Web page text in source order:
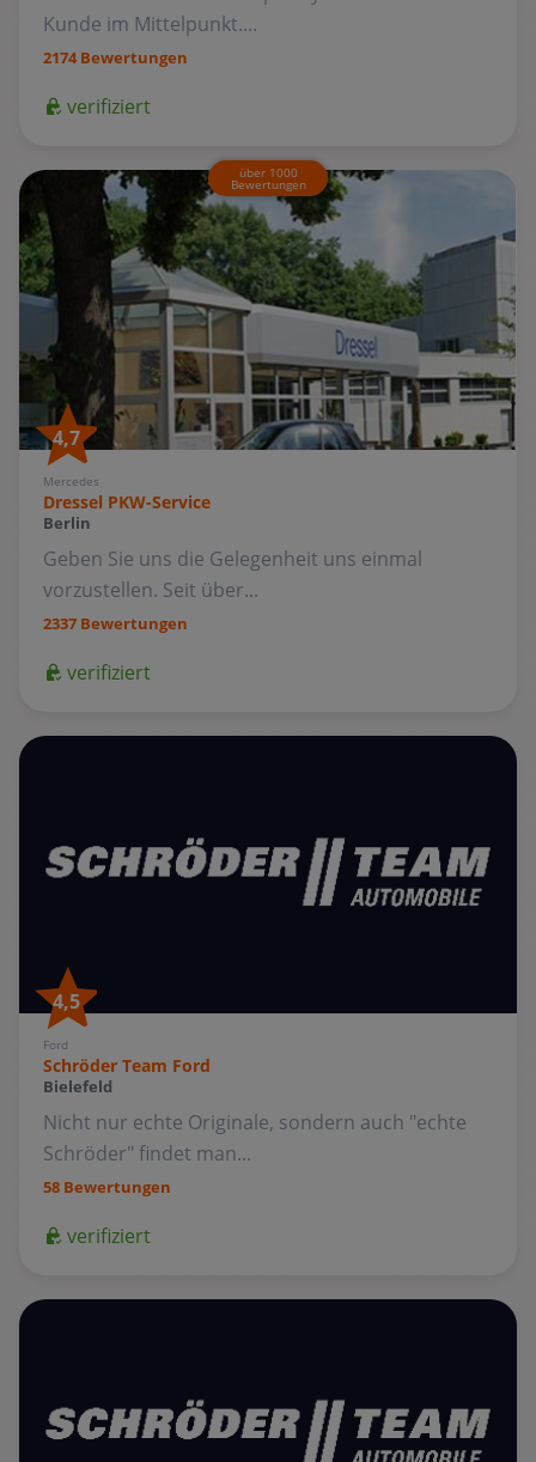
Kunde im Mittelpunkt....
2174 Bewertungen
verifiziert
über 1000
Bewertungen
4,7
Mercedes
Dressel PKW-Service
Berlin
Geben Sie uns die Gelegenheit uns einmal
vorzustellen. Seit über...
2337 Bewertungen
verifiziert
4,5
Ford
Schröder Team Ford
Bielefeld
Nicht nur echte Originale, sondern auch "echte
Schröder" findet man...
58 Bewertungen
verifiziert